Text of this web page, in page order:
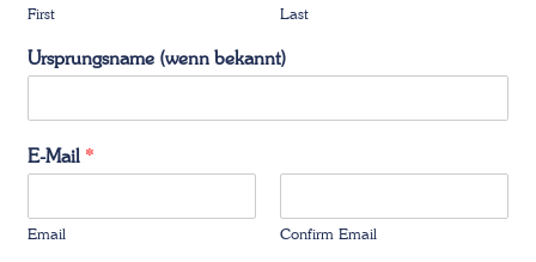
First Last
Ursprungsname (wenn bekannt)
E-Mail *
Email Confirm Email